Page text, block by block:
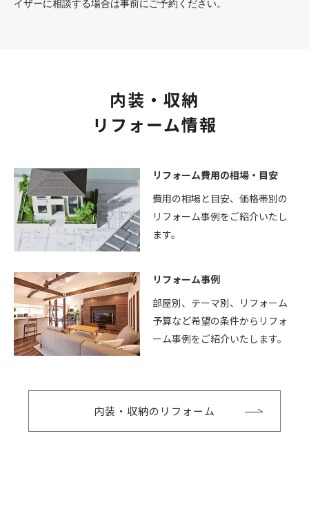
イザーに相談する場合は事前にご予約ください。
内装・収納
リフォーム情報
リフォーム費用の相場・目安
費用の相場と目安、価格帯別の
リフォーム事例をご紹介いたし
ます。
リフォーム事例
部屋別、テーマ別、リフォーム
予算など希望の条件からリフォ
ーム事例をご紹介いたします。
内装・収納のリフォーム